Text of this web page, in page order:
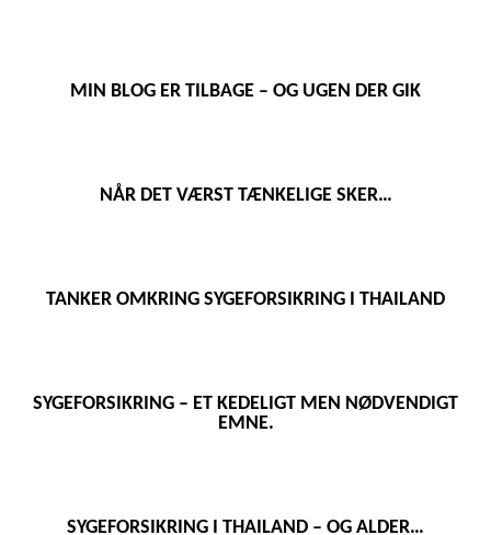
MIN BLOG ER TILBAGE – OG UGEN DER GIK
NÅR DET VÆRST TÆNKELIGE SKER…
TANKER OMKRING SYGEFORSIKRING I THAILAND
SYGEFORSIKRING – ET KEDELIGT MEN NØDVENDIGT
EMNE.
SYGEFORSIKRING I THAILAND – OG ALDER…